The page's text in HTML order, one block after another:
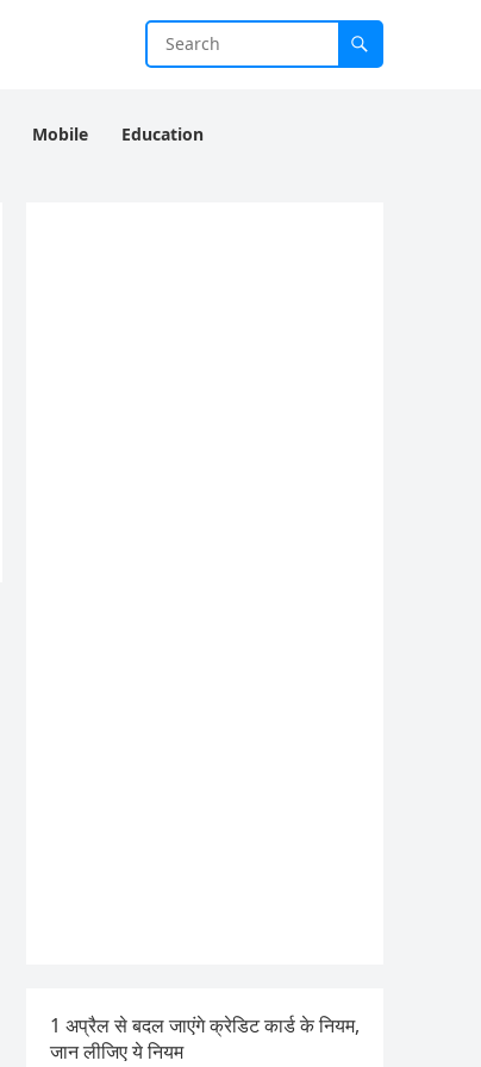
Mobile Education
1 अप्रैल से बदल जाएंगे क्रेडिट कार्ड के नियम,
जान लीजिए ये नियम